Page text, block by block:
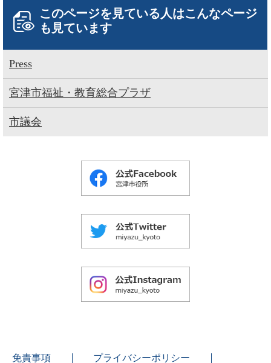
このページを見ている人はこんなページ
も見ています
Press
宮津市福祉・教育総合プラザ
市議会
免責事項 プライバシーポリシー